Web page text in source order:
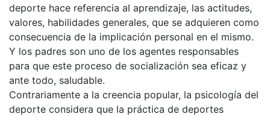
deporte hace referencia al aprendizaje, las actitudes,
valores, habilidades generales, que se adquieren como
consecuencia de la implicación personal en el mismo.
Y los padres son uno de los agentes responsables
para que este proceso de socialización sea eficaz y
ante todo, saludable.
Contrariamente a la creencia popular, la psicología del
deporte considera que la práctica de deportes